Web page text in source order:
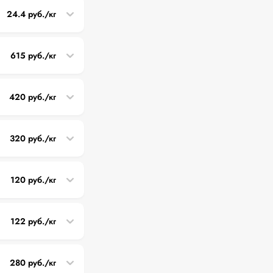
24.4 руб./кг
615 руб./кг
420 руб./кг
320 руб./кг
120 руб./кг
122 руб./кг
280 руб./кг